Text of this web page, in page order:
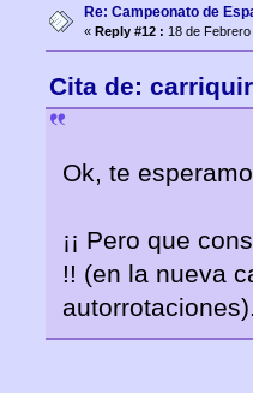
Re: Campeonato de
« Reply #12 : 18 de Febrero
Cita de:
Ok, te
¡¡ Pero que
!! (en la nueva